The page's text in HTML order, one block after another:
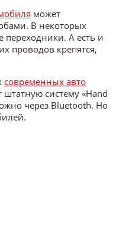
может
В некоторых
переходники. А есть и
проводов крепятся,
современных авто
систему «Hand
через Bluetooth. Но